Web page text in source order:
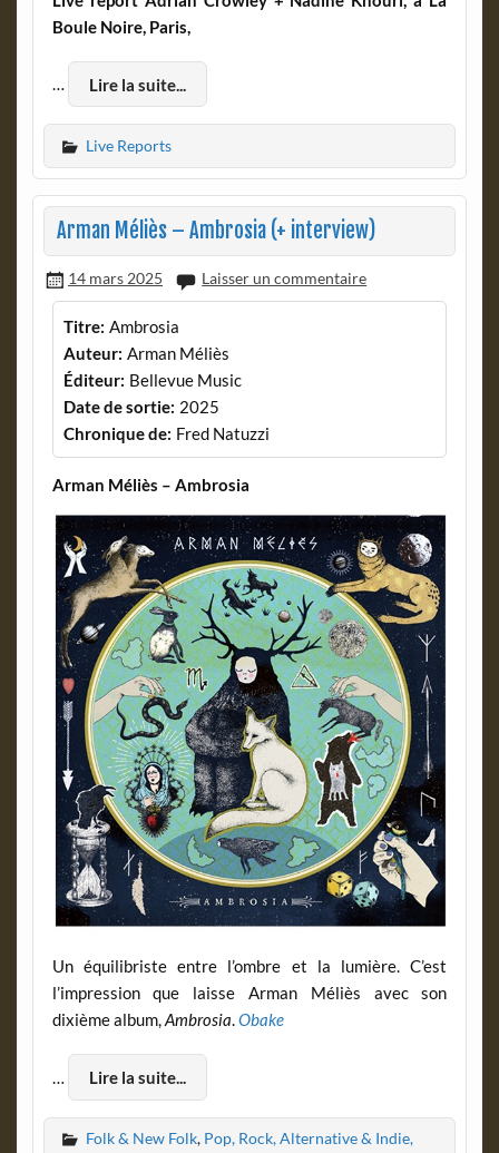
Boule Noire, Paris,
… Lire la suite...
Live Reports
Arman Méliès – Ambrosia (+ interview)
14 mars 2025 Laisser un commentaire
Titre: Ambrosia
Auteur: Arman Méliès
Éditeur: Bellevue Music
Date de sortie: 2025
Chronique de: Fred Natuzzi
Arman Méliès – Ambrosia
Un équilibriste entre l’ombre et la lumière. C’est
l’impression que laisse Arman Méliès avec son
dixième album,Ambrosia.Obake
… Lire la suite...
Folk & New Folk, Pop, Rock, Alternative & Indie,